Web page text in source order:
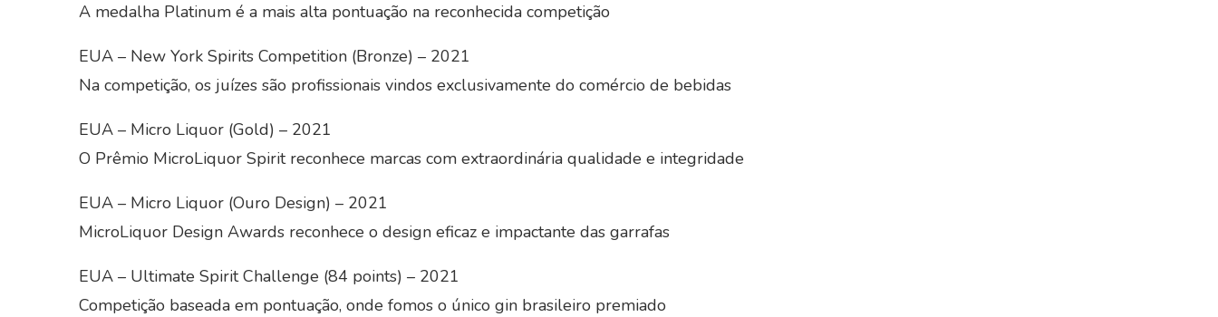
A medalha Platinum é a mais alta pontuação na reconhecida competição
EUA – New York Spirits Competition (Bronze) – 2021
Na competição, os juízes são profissionais vindos exclusivamente do comércio de bebidas
EUA – Micro Liquor (Gold) – 2021
O Prêmio MicroLiquor Spirit reconhece marcas com extraordinária qualidade e integridade
EUA – Micro Liquor (Ouro Design) – 2021
MicroLiquor Design Awards reconhece o design eficaz e impactante das garrafas
EUA – Ultimate Spirit Challenge (84 points) – 2021
Competição baseada em pontuação, onde fomos o único gin brasileiro premiado